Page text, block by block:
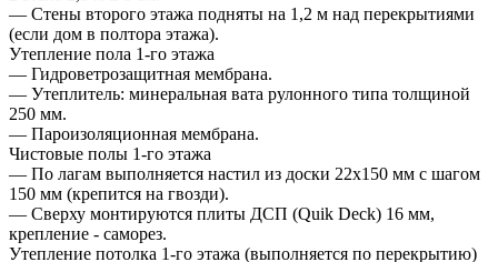
— Стены второго этажа подняты на 1,2 м над перекрытиями
(если дом в полтора этажа).
Утепление пола 1-го этажа
— Гидроветрозащитная мембрана.
— Утеплитель: минеральная вата рулонного типа толщиной
250 мм.
— Пароизоляционная мембрана.
Чистовые полы 1-го этажа
— По лагам выполняется настил из доски 22х150 мм с шагом
150 мм (крепится на гвозди).
— Сверху монтируются плиты ДСП (Quik Deck) 16 мм,
крепление - саморез.
Утепление потолка 1-го этажа (выполняется по перекрытию)